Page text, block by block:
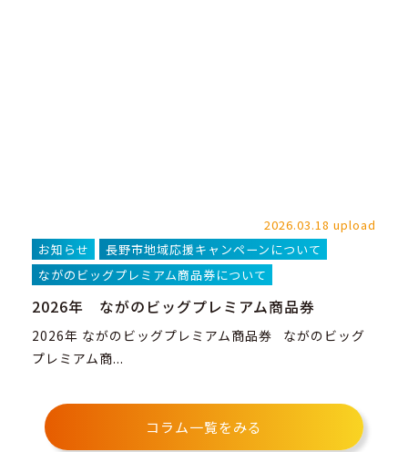
2026.03.18 upload
お知らせ
長野市地域応援キャンペーンについて
ながのビッグプレミアム商品券について
2026年 ながのビッグプレミアム商品券
2026年 ながのビッグプレミアム商品券 ながのビッグ
プレミアム商...
コラム一覧をみる